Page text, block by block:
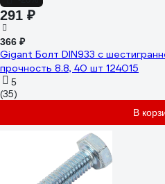
291 ₽
366 ₽
Gigant Болт DIN933 с
прочность 8.8, 40 шт 124015
5
(35)
В